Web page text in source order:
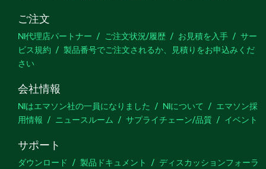
ご注文
NI代理店パートナー ご注文状況/履歴 お見積を入手
サー
ビス規約
製品番号でご注文されるか、見積りをお申込みくだ
さい
会社情報
NIはエマソン社の一員になりました NIについて
エマソン採
用情報
ニュースルーム サプライチェーン/品質 イベント
サポート
ダウンロード 製品ドキュメント
ディスカッションフォーラ